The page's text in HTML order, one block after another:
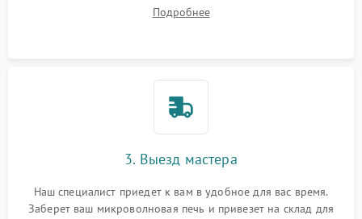
Подробнее
3. Выезд мастера
Наш специалист приедет к вам в удобное для вас время.
Заберет ваш микроволновая печь и привезет на склад для